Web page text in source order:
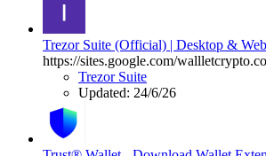
Trezor Suite (Official) | Desktop &
https://sites.google.com/
Trezor Suite
Updated: 24/6/26